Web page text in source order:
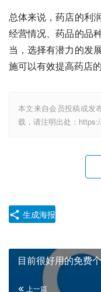
总体来说，药店的利
经营情况、药品的品
当，选择有潜力的发
施可以有效提高药店
本文来自会员投稿或发
载，请注明出处：
生成海报
目前很好用的免费
上一篇